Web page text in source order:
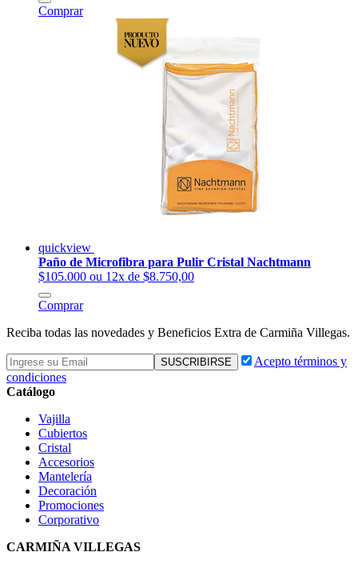
Comprar
quickview
Paño de Microfibra para Pulir Cristal Nachtmann
$105.000 ou 12x de $8.750,00
Comprar
Reciba todas las novedades y Beneficios Extra de Carmiña Villegas.
Acepto términos y
condiciones
Catálogo
Vajilla
Cubiertos
Cristal
Accesorios
Mantelería
Decoración
Promociones
Corporativo
CARMIÑA VILLEGAS